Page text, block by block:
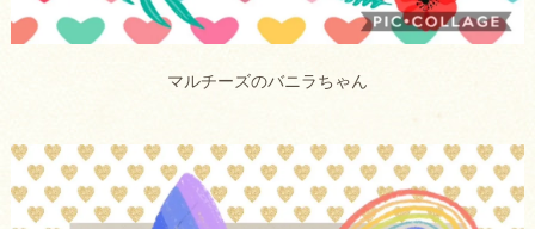
マルチーズのバニラちゃん